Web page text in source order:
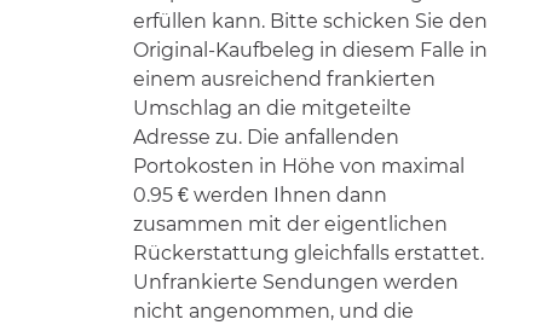
erfüllen kann. Bitte schicken Sie den
Original-Kaufbeleg in diesem Falle in
einem ausreichend frankierten
Umschlag an die mitgeteilte
Adresse zu. Die anfallenden
Portokosten in Höhe von maximal
0.95 € werden Ihnen dann
zusammen mit der eigentlichen
Rückerstattung gleichfalls erstattet.
Unfrankierte Sendungen werden
nicht angenommen, und die